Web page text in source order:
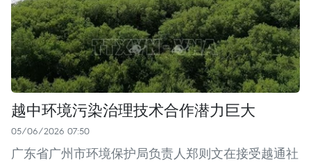
越中环境污染治理技术合作潜力巨大
05/06/2026 07:50
广东省广州市环境保护局负责人郑则文在接受越通社